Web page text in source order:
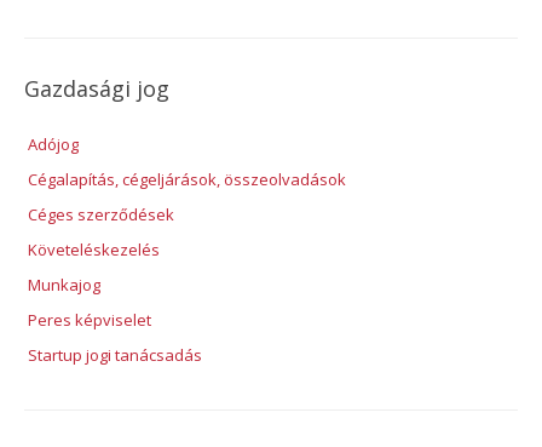
Gazdasági jog
Adójog
Cégalapítás, cégeljárások, összeolvadások
Céges szerződések
Követeléskezelés
Munkajog
Peres képviselet
Startup jogi tanácsadás